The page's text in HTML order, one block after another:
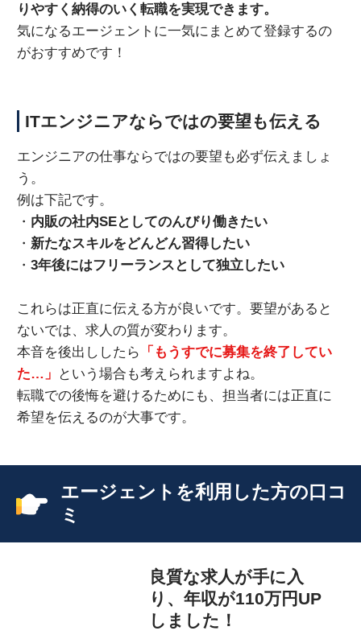
りやすく納得のいく転職を実現できます。
気になるエージェントに一気にまとめて登録するの
がおすすめです！
ITエンジニアならではの要望も伝える
エンジニアの仕事ならではの要望も必ず伝えましょ
う。
例は下記です。
・ 内販の社内SEとしてのんびり働きたい
・ 新たなスキルをどんどん習得したい
・ 3年後にはフリーランスとして独立したい
これらは正直に伝える方が良いです。要望があると
ないでは、求人の質が変わります。
本音を後出ししたら 「もうすでに募集を終了してい
た…」 という場合も考えられますよね。
転職での後悔を避けるためにも、担当者には正直に
希望を伝えるのが大事です。
エージェントを利用した方の口コ
ミ
良質な求人が手に入
り、年収が110万円UP
しました！